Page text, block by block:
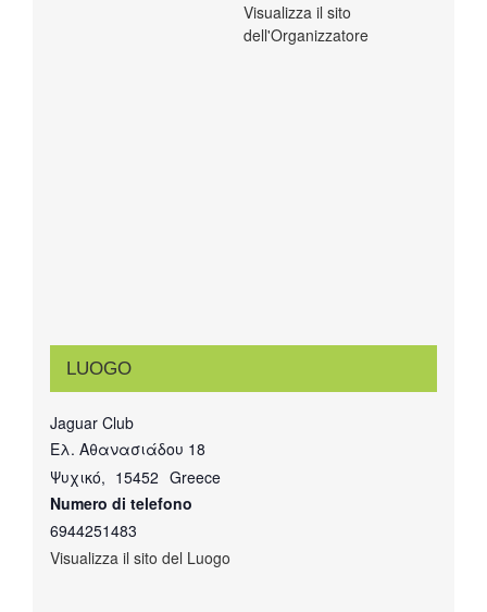
Visualizza il sito
dell'Organizzatore
LUOGO
Jaguar Club
Ελ. Αθανασιάδου 18
Ψυχικό, 15452 Greece
Numero di telefono
6944251483
Visualizza il sito del Luogo